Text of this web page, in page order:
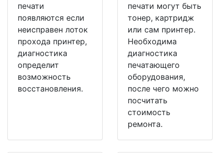
печати
появляются если
неисправен лоток
прохода принтер,
диагностика
определит
возможность
восстановления.
печати могут быть
тонер, картридж
или сам принтер.
Необходима
диагностика
печатающего
оборудования,
после чего можно
посчитать
стоимость
ремонта.